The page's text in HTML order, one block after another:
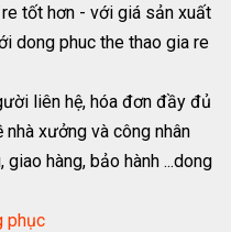
tốt hơn - với giá sản xuất
dong phuc the thao gia re
liên hệ, hóa đơn đầy đủ
nhà xưởng và công nhân
hàng, bảo hành ...dong
phục